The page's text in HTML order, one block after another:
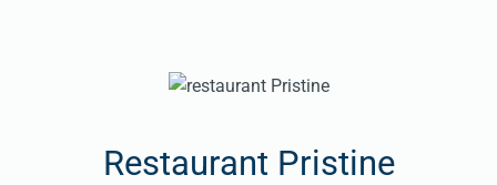
Restaurant Pristine